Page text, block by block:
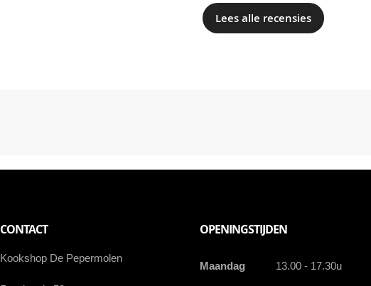
Lees alle recensies
CONTACT
Kookshop De Pepermolen
OPENINGSTIJDEN
Maandag 13.00 - 17.30u